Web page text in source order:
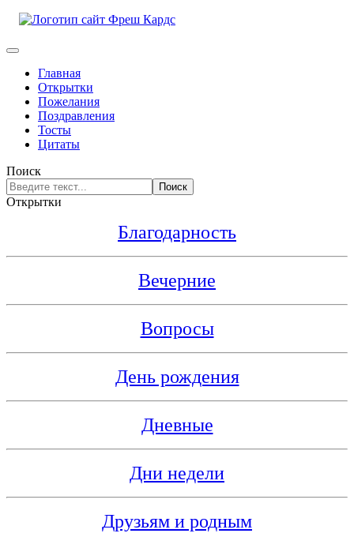
Главная
Открытки
Пожелания
Поздравления
Тосты
Цитаты
Поиск
Поиск
Открытки
Благодарность
Вечерние
Вопросы
День рождения
Дневные
Дни недели
Друзьям и родным